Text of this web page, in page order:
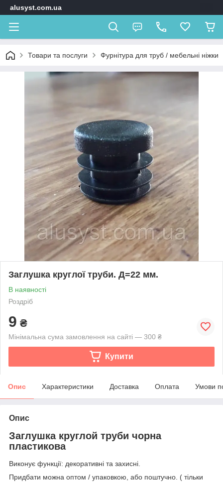
alusyst.com.ua
Товари та послуги Фурнітура для труб / мебельні ніжки
Заглушка круглої труби. Д=22 мм.
В наявності
Роздріб
9 ₴
Мінімальна сума замовлення на сайті — 300 ₴
Купити
Опис Характеристики Доставка Оплата Умови
Опис
Заглушка круглой труби чорна
пластикова
Виконує функції: декоративні та захисні.
Придбати можна оптом / упаковкою, або поштучно. ( тільки